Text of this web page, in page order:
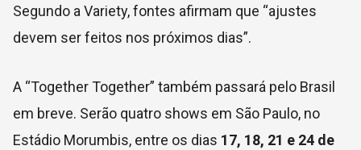
Segundo a Variety, fontes afirmam que “ajustes
devem ser feitos nos próximos dias”.
A “Together Together” também passará pelo Brasil
em breve. Serão quatro shows em São Paulo, no
Estádio Morumbis, entre os dias 17, 18, 21 e 24 de